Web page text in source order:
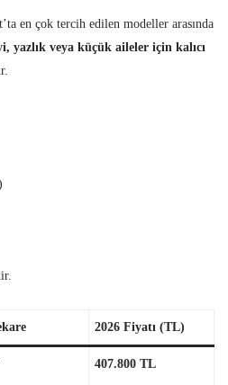
en çok tercih edilen modeller arasında
yazlık veya küçük aileler için kalıcı
2026 Fiyatı (TL)
407.800 TL